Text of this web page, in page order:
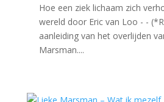
Hoe een ziek lichaam zich
wereld door Eric van Loo - -
aanleiding van het overlijden
Marsman....